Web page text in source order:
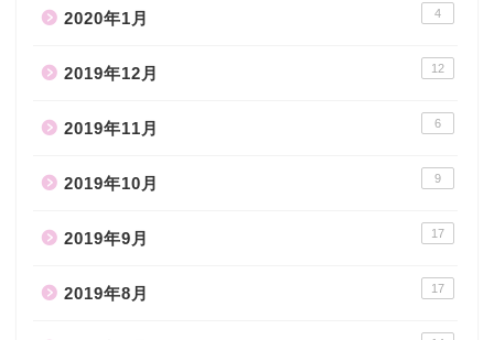
2020年1月 4
2019年12月 12
2019年11月 6
2019年10月 9
2019年9月 17
2019年8月 17